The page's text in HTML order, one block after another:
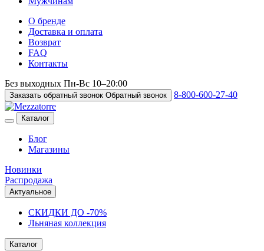
О бренде
Доставка и оплата
Возврат
FAQ
Контакты
Без выходных Пн-Вс 10–20:00
Заказать обратный звонок Обратный звонок 8-800-600-27-40
Каталог
Блог
Магазины
Новинки
Распродажа
Актуальное
СКИДКИ ДО -70%
Льняная коллекция
Каталог